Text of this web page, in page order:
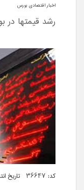
اخبار اقتصادی بورس
رشد قیمتها
کد: 36647 تاریخ انتشار :۸ مهر ۱۳۹۸ ساعت ۱۷:۲۰